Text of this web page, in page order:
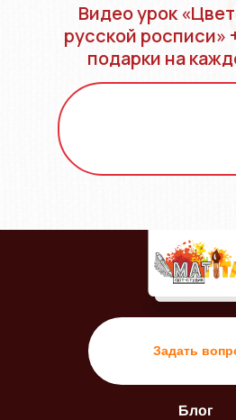
Видео урок
русской росписи»
подарки на
Задать
Блог